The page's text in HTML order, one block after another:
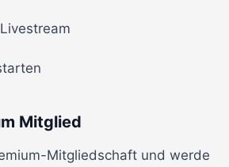
Mitglied
Mitgliedschaft und werde